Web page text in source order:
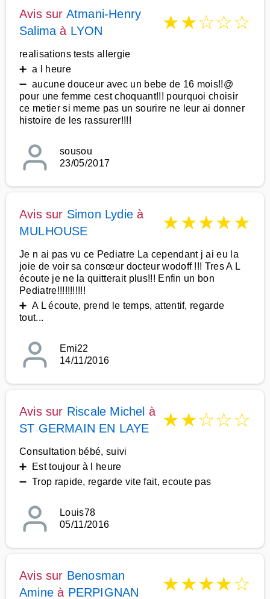
Avis sur Atmani-Henry
Salima à LYON ★★☆☆☆
realisations tests allergie
➕ a l heure
➖ aucune douceur avec un bebe de 16 mois!!@
pour une femme cest choquant!!! pourquoi choisir
ce metier si meme pas un sourire ne leur ai donner
histoire de les rassurer!!!!
sousou
23/05/2017
Avis sur Simon Lydie à
MULHOUSE
★★★★★
Je n ai pas vu ce Pediatre La cependant j ai eu la
joie de voir sa consœur docteur wodoff !!! Tres A L
écoute je ne la quitterait plus!!! Enfin un bon
Pediatre!!!!!!!!!!!
➕ A L écoute, prend le temps, attentif, regarde
tout...
Emi22
14/11/2016
Avis sur Riscale Michel à
ST GERMAIN EN LAYE
★★☆☆☆
Consultation bébé, suivi
➕ Est toujour à l heure
➖ Trop rapide, regarde vite fait, ecoute pas
Louis78
05/11/2016
Avis sur Benosman
Amine à PERPIGNAN ★★★★☆